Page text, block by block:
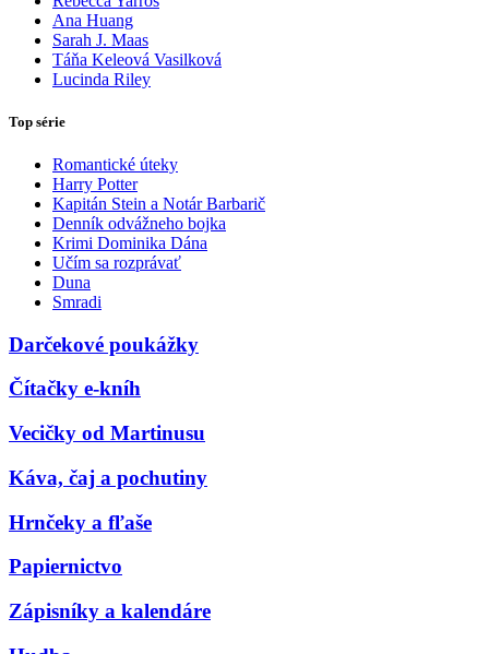
Ana Huang
Sarah J. Maas
Táňa Keleová Vasilková
Lucinda Riley
Top série
Romantické úteky
Harry Potter
Kapitán Stein a Notár Barbarič
Denník odvážneho bojka
Krimi Dominika Dána
Učím sa rozprávať
Duna
Smradi
Darčekové poukážky
Čítačky e-kníh
Vecičky od Martinusu
Káva, čaj a pochutiny
Hrnčeky a fľaše
Papiernictvo
Zápisníky a kalendáre